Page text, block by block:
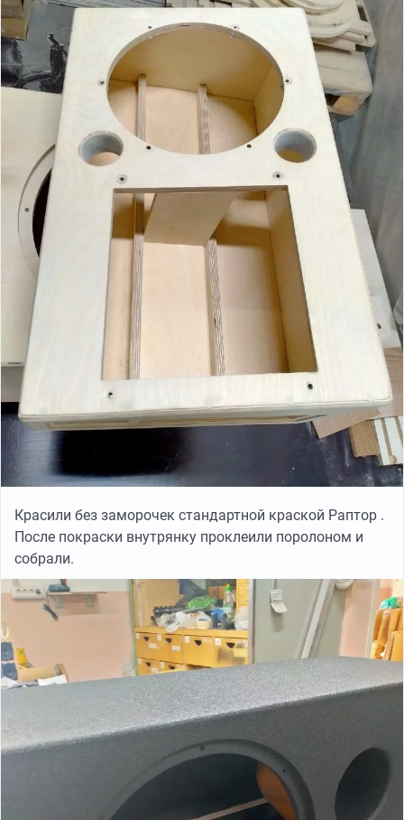
Красили без заморочек стандартной краской Раптор .
После покраски внутрянку проклеили поролоном и
собрали.